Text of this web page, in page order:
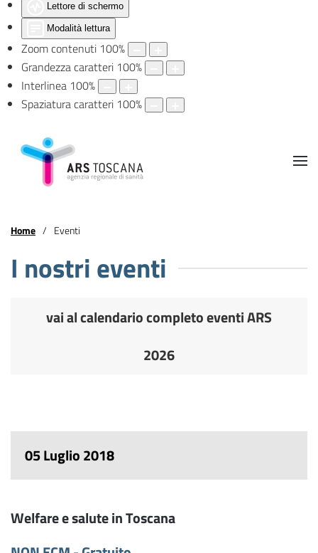
Lettore di schermo
Modalità lettura
Zoom contenuti 100%
Grandezza caratteri 100%
Interlinea 100%
Spaziatura caratteri 100%
Home Eventi
I nostri eventi
vai al calendario completo eventi ARS
2026
05 Luglio 2018
Welfare e salute in Toscana